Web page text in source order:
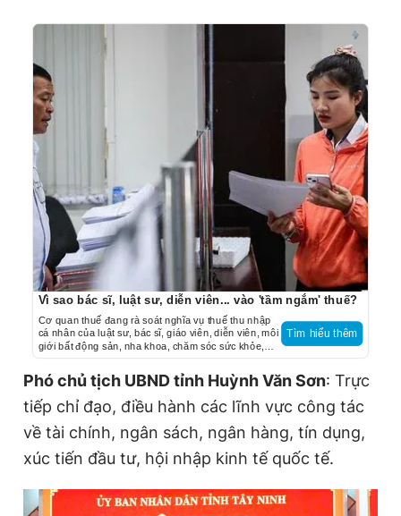
Vì sao bác sĩ, luật sư, diễn viên... vào 'tầm ngắm' thuế?
Cơ quan thuế đang rà soát nghĩa vụ thuế thu nhập
cá nhân của luật sư, bác sĩ, giáo viên, diễn viên, môi
giới bất động sản, nha khoa, chăm sóc sức khỏe,
thẩm mỹ…
Tìm hiểu thêm
Phó chủ tịch UBND tỉnh Huỳnh Văn Sơn: Trực
tiếp chỉ đạo, điều hành các lĩnh vực công tác
về tài chính, ngân sách, ngân hàng, tín dụng,
xúc tiến đầu tư, hội nhập kinh tế quốc tế.